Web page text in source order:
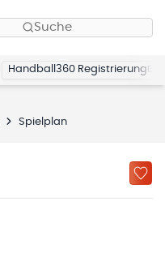
Suche
Handball360 Registrierung
Spielplan